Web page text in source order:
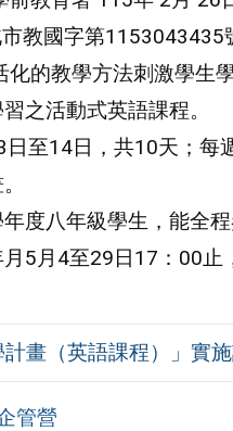
教國字第1153043435
化的教學方法刺激學生
之活動式英語課程。
至14日，共10天；
度八年級學生，能全程
5月4至29日17：00
計畫（英語課程）」實
管營